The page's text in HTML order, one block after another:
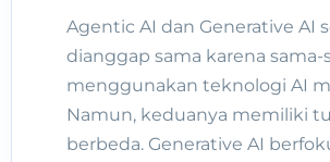
Agentic AI dan Generative AI
dianggap sama karena sama-
menggunakan teknologi AI
Namun, keduanya memiliki
berbeda. Generative AI